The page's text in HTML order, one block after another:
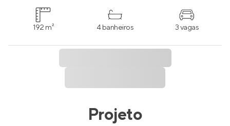
192 m² 4 banheiros 3 vagas
Projeto